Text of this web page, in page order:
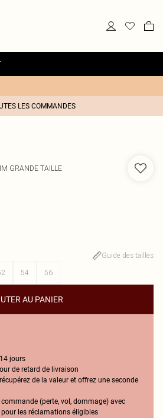
LES COMMANDES
GRANDE TAILLE
Guide des tailles
54 56
AU PANIER
jours
de retard de livraison
de la valeur et offrez une seconde
(perte, vol, dommage) avec
les réclamations éligibles